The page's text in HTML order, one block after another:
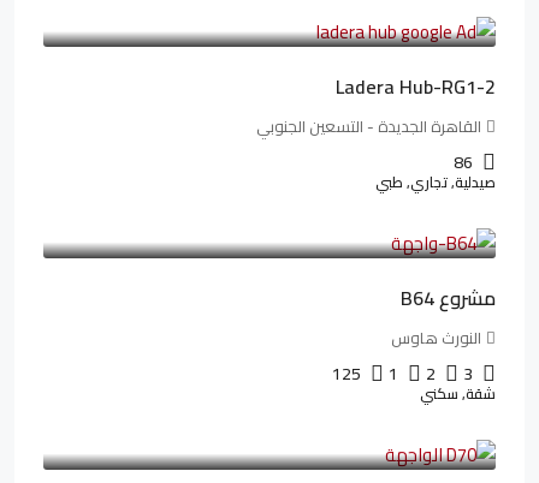
Ladera Hub-RG1-2
القاهرة الجديدة - التسعين الجنوبي
86
صيدلية, تجاري, طبي
مشروع B64
النورث هاوس
3
2
1
125
شقة, سكني